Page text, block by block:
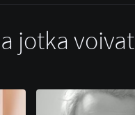
jotka voivat